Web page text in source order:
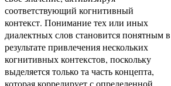
соответствующий когнитивный
контекст. Понимание тех или иных
диалектных слов становится понятным в
результате привлечения нескольких
когнитивных контекстов, поскольку
выделяется только та часть концепта,
которая коррелирует с определенной